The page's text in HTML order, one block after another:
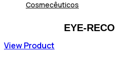
Cosmecêuticos
EYE-
View Product